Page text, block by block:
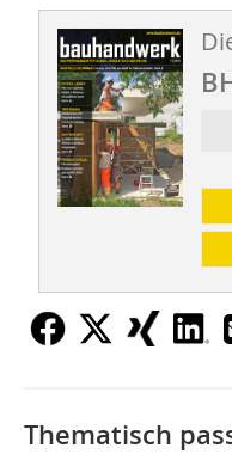
Thematisch